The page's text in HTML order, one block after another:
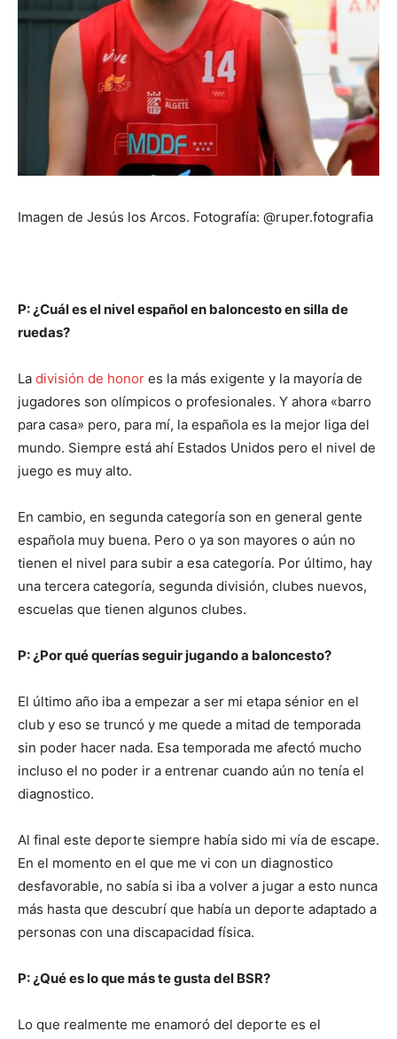
Imagen de Jesús los Arcos. Fotografía: @ruper.fotografia
P: ¿Cuál es el nivel español en baloncesto en silla de
ruedas?
La división de honor es la más exigente y la mayoría de
jugadores son olímpicos o profesionales. Y ahora «barro
para casa» pero, para mí, la española es la mejor liga del
mundo. Siempre está ahí Estados Unidos pero el nivel de
juego es muy alto.
En cambio, en segunda categoría son en general gente
española muy buena. Pero o ya son mayores o aún no
tienen el nivel para subir a esa categoría. Por último, hay
una tercera categoría, segunda división, clubes nuevos,
escuelas que tienen algunos clubes.
P: ¿Por qué querías seguir jugando a baloncesto?
El último año iba a empezar a ser mi etapa sénior en el
club y eso se truncó y me quede a mitad de temporada
sin poder hacer nada. Esa temporada me afectó mucho
incluso el no poder ir a entrenar cuando aún no tenía el
diagnostico.
Al final este deporte siempre había sido mi vía de escape.
En el momento en el que me vi con un diagnostico
desfavorable, no sabía si iba a volver a jugar a esto nunca
más hasta que descubrí que había un deporte adaptado a
personas con una discapacidad física.
P: ¿Qué es lo que más te gusta del BSR?
Lo que realmente me enamoró del deporte es el